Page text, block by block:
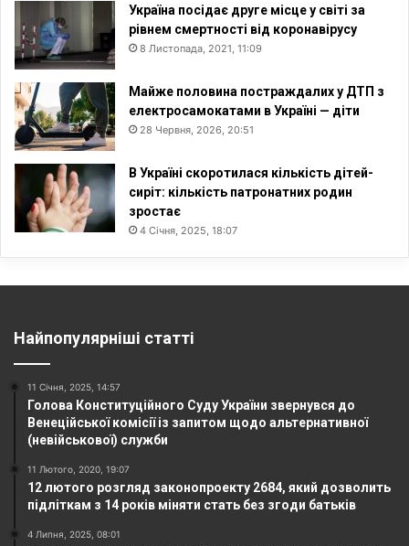
Україна посідає друге місце у світі за
рівнем смертності від коронавірусу
8 Листопада, 2021, 11:09
Майже половина постраждалих у ДТП з
електросамокатами в Україні — діти
28 Червня, 2026, 20:51
В Україні скоротилася кількість дітей-
сиріт: кількість патронатних родин
зростає
4 Січня, 2025, 18:07
Найпопулярніші статті
11 Січня, 2025, 14:57
Голова Конституційного Суду України звернувся до
Венеційської комісії із запитом щодо альтернативної
(невійськової) служби
11 Лютого, 2020, 19:07
12 лютого розгляд законопроекту 2684, який дозволить
підліткам з 14 років міняти стать без згоди батьків
4 Липня, 2025, 08:01